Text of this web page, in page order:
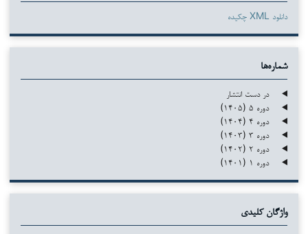
دانلود XML چکیده
شماره‌ها
در دست انتشار
دوره ۵ (۱۴۰۵)
دوره ۴ (۱۴۰۴)
دوره ۳ (۱۴۰۳)
دوره ۲ (۱۴۰۲)
دوره ۱ (۱۴۰۱)
واژگان کلیدی